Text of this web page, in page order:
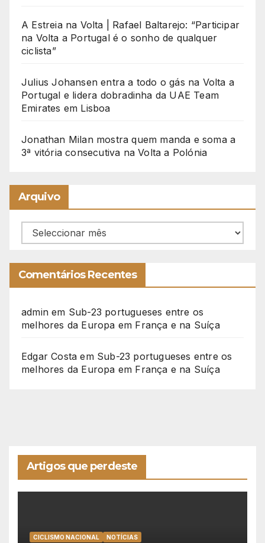
A Estreia na Volta | Rafael Baltarejo: “Participar
na Volta a Portugal é o sonho de qualquer
ciclista”
Julius Johansen entra a todo o gás na Volta a
Portugal e lidera dobradinha da UAE Team
Emirates em Lisboa
Jonathan Milan mostra quem manda e soma a
3ª vitória consecutiva na Volta a Polónia
Arquivo
Arquivo
Comentários Recentes
admin em Sub-23 portugueses entre os
melhores da Europa em França e na Suíça
Edgar Costa em Sub-23 portugueses entre os
melhores da Europa em França e na Suíça
Artigos que perdeste
CICLISMO NACIONAL NOTÍCIAS